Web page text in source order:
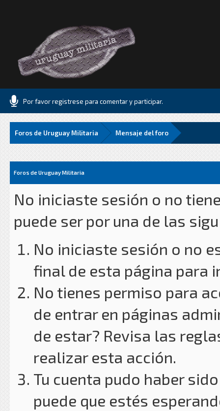
Por favor registrese para comentar y participar.
Foros de Uruguay Militaria Mensaje del foro
Foros de Uruguay Militaria
No iniciaste sesión o no
puede ser por una de las
No iniciaste sesión o no
final de esta página para
No tienes permiso para
de entrar en páginas
de estar? Revisa las
realizar esta acción.
Tu cuenta pudo haber
puede que estés